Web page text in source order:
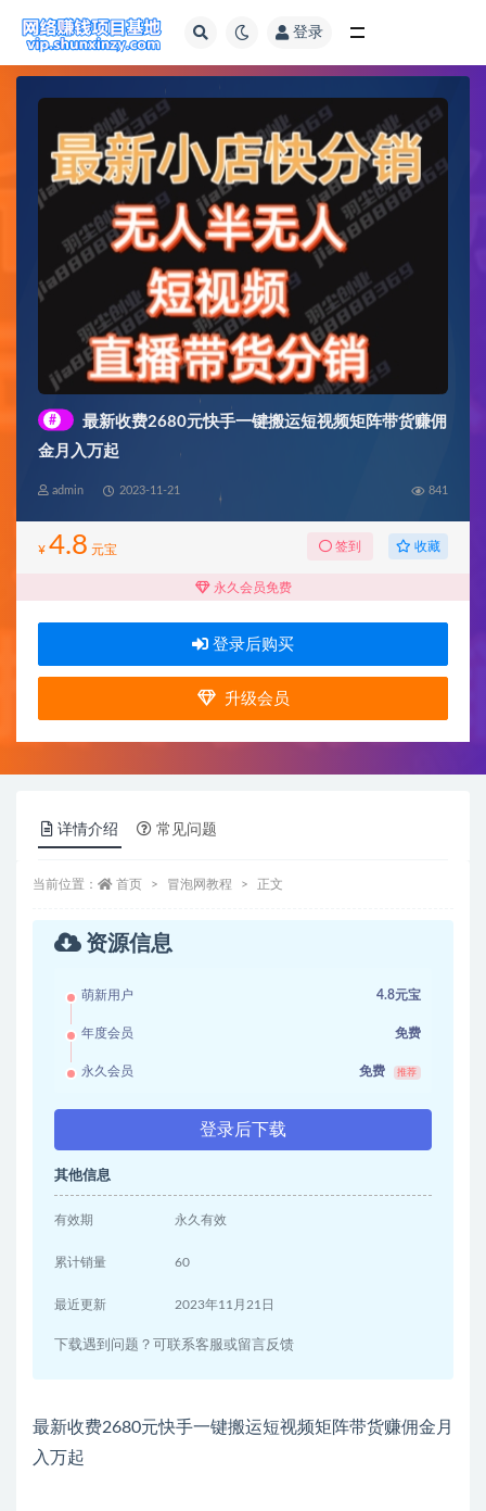
登录
#
最新收费2680元快手一键搬运短视频矩阵带货赚佣
金月入万起
admin 2023-11-21 841
¥ 4.8 元宝 签到 收藏
永久会员免费
登录后购买
升级会员
详情介绍 常见问题
当前位置： 首页 冒泡网教程 正文
资源信息
萌新用户 4.8元宝
年度会员 免费
永久会员 免费 推荐
登录后下载
其他信息
有效期 永久有效
累计销量 60
最近更新 2023年11月21日
下载遇到问题？可联系客服或留言反馈
最新收费2680元快手一键搬运短视频矩阵带货赚佣金月
入万起